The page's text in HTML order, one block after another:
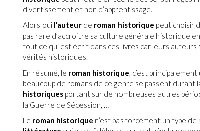
divertissement et non d’apprentissage.
Alors oui l’auteurde roman historique peut choisir
pas rare d’accroitre sa culture générale historique
tout ce qui est écrit dans ces livres car leurs
vérités historiques.
En résumé, le roman historique, c’est
beaucoup de romans de ce genre se passent
historiquesportant sur de nombreuses autres
la Guerre de Sécession, …
Le roman historique n’est pas forcément un type